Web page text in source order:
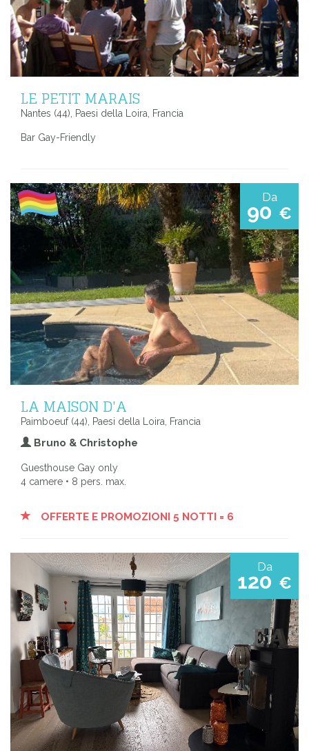
LE PETIT MARAIS
Nantes (44), Paesi della Loira, Francia
Bar Gay-Friendly
Da
90 €
LA MAISON D'A
Paimboeuf (44), Paesi della Loira, Francia
Bruno & Christophe
Guesthouse Gay only
4 camere • 8 pers. max.
OFFERTE E PROMOZIONI 5 NOTTI = 6
Da
120 €